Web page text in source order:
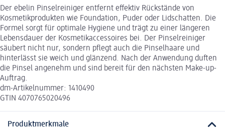
Der ebelin Pinselreiniger entfernt effektiv Rückstände von
Kosmetikprodukten wie Foundation, Puder oder Lidschatten. Die
Formel sorgt für optimale Hygiene und trägt zu einer längeren
Lebensdauer der Kosmetikaccessoires bei. Der Pinselreiniger
säubert nicht nur, sondern pflegt auch die Pinselhaare und
hinterlässt sie weich und glänzend. Nach der Anwendung duften
die Pinsel angenehm und sind bereit für den nächsten Make-up-
Auftrag.
dm-Artikelnummer: 1410490
GTIN 4070765020496
Produktmerkmale